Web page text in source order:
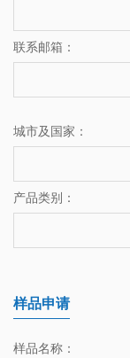
联系邮箱：
城市及国家：
产品类别：
样品申请
样品名称：